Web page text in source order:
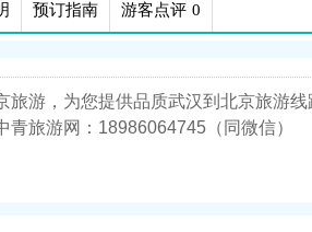
预订指南 游客点评 0
旅游，为您提供品质武汉到北京旅游
旅游网：18986064745（同微信）